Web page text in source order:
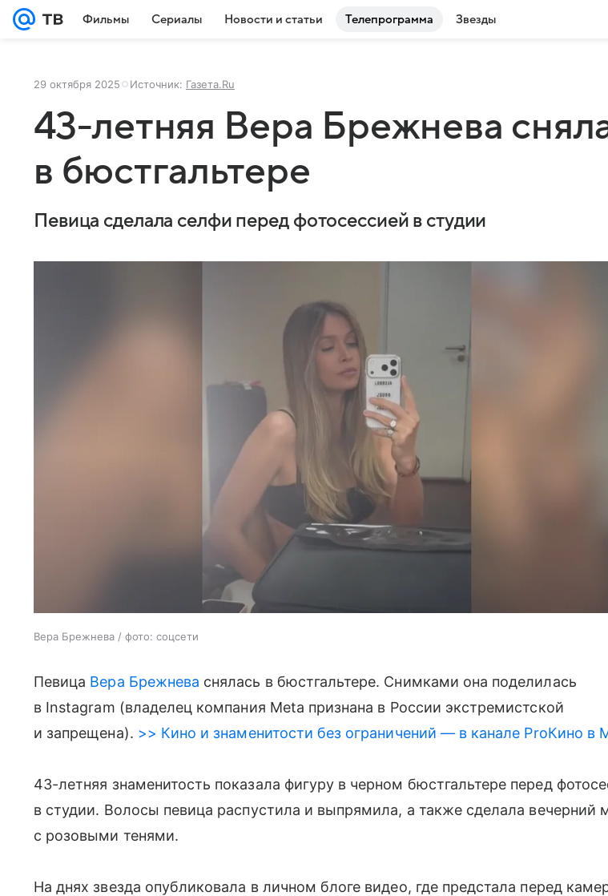
Фильмы Сериалы Новости и статьи Телепрограмма Звезды
29 октября 2025 Источник: Газета.Ru
43-летняя Вера Брежнева
в бюстгальтере
Певица сделала селфи перед фотосессией в студии
Вера Брежнева / фото: соцсети
Певица Вера Брежнева снялась в бюстгальтере. Снимками она поделилась
в Instagram (владелец компания Meta признана в России экстремистской
и запрещена). >> Кино и знаменитости без ограничений — в канале ProКино в
43-летняя знаменитость показала фигуру в черном бюстгальтере перед
в студии. Волосы певица распустила и выпрямила, а также сделала вечерний
с розовыми тенями.
На днях звезда опубликовала в личном блоге видео, где предстала перед